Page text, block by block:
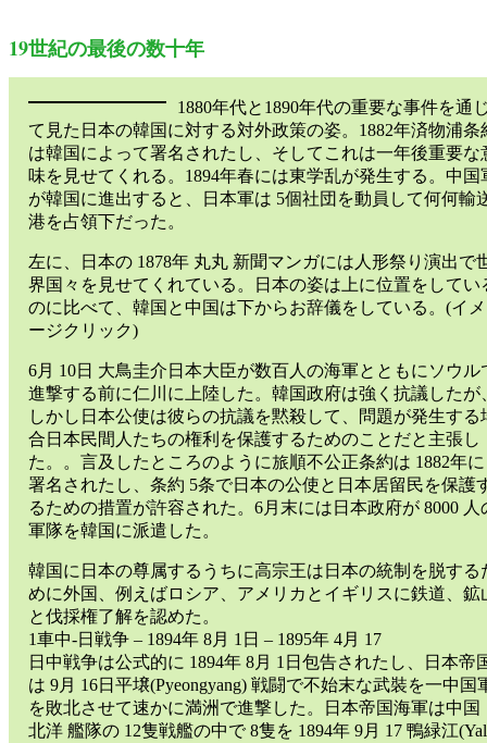
19世紀の最後の数十年
1880年代と1890年代の重要な事件を通
て見た日本の韓国に対する対外政策の姿。1882年済物浦条
は韓国によって署名されたし、そしてこれは一年後重要な
味を見せてくれる。1894年春には東学乱が発生する。中国
が韓国に進出すると、日本軍は 5個社団を動員して何何輸
港を占領下だった。
左に、日本の 1878年 丸丸 新聞マンガには人形祭り演出で
界国々を見せてくれている。日本の姿は上に位置をしてい
のに比べて、韓国と中国は下からお辞儀をしている。(イメ
ージクリック)
6月 10日 大鳥圭介日本大臣が数百人の海軍とともにソウル
進撃する前に仁川に上陸した。韓国政府は強く抗議したが
しかし日本公使は彼らの抗議を黙殺して、問題が発生する
合日本民間人たちの権利を保護するためのことだと主張し
た。。言及したところのように旅順不公正条約は 1882年に
署名されたし、条約 5条で日本の公使と日本居留民を保護
るための措置が許容された。6月末には日本政府が 8000 人
軍隊を韓国に派遣した。
韓国に日本の尊属するうちに高宗王は日本の統制を脱する
めに外国、例えばロシア、アメリカとイギリスに鉄道、鉱
と伐採権了解を認めた。
1車中-日戦争 – 1894年 8月 1日 – 1895年 4月 17
日中戦争は公式的に 1894年 8月 1日包告されたし、日本帝
は 9月 16日平壌(Pyeongyang) 戦闘で不始末な武裝を一中国
を敗北させて速かに満洲で進撃した。日本帝国海軍は中国
北洋 艦隊の 12隻戦艦の中で 8隻を 1894年 9月 17 鴨緑江